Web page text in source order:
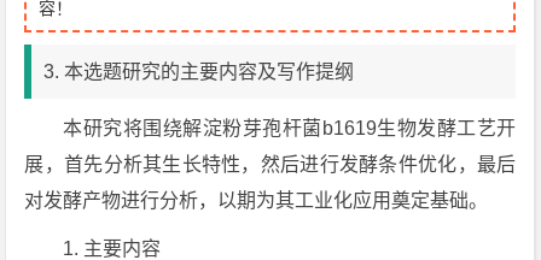
容！
3. 本选题研究的主要内容及写作提纲
本研究将围绕解淀粉芽孢杆菌b1619生物发酵工艺开
展，首先分析其生长特性，然后进行发酵条件优化，最后
对发酵产物进行分析，以期为其工业化应用奠定基础。
1. 主要内容